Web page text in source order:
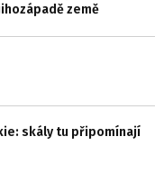
země
skály tu připomínají